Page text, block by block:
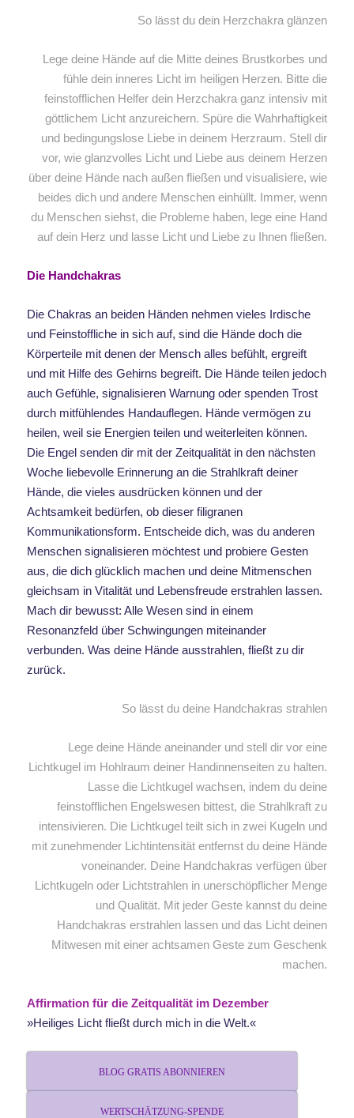
So lässt du dein Herzchakra glänzen
Lege deine Hände auf die Mitte deines Brustkorbes und
fühle dein inneres Licht im heiligen Herzen. Bitte die
feinstofflichen Helfer dein Herzchakra ganz intensiv mit
göttlichem Licht anzureichern. Spüre die Wahrhaftigkeit
und bedingungslose Liebe in deinem Herzraum. Stell dir
vor, wie glanzvolles Licht und Liebe aus deinem Herzen
über deine Hände nach außen fließen und visualisiere, wie
beides dich und andere Menschen einhüllt. Immer, wenn
du Menschen siehst, die Probleme haben, lege eine Hand
auf dein Herz und lasse Licht und Liebe zu Ihnen fließen.
Die Handchakras
Die Chakras an beiden Händen nehmen vieles Irdische
und Feinstoffliche in sich auf, sind die Hände doch die
Körperteile mit denen der Mensch alles befühlt, ergreift
und mit Hilfe des Gehirns begreift. Die Hände teilen jedoch
auch Gefühle, signalisieren Warnung oder spenden Trost
durch mitfühlendes Handauflegen. Hände vermögen zu
heilen, weil sie Energien teilen und weiterleiten können.
Die Engel senden dir mit der Zeitqualität in den nächsten
Woche liebevolle Erinnerung an die Strahlkraft deiner
Hände, die vieles ausdrücken können und der
Achtsamkeit bedürfen, ob dieser filigranen
Kommunikationsform. Entscheide dich, was du anderen
Menschen signalisieren möchtest und probiere Gesten
aus, die dich glücklich machen und deine Mitmenschen
gleichsam in Vitalität und Lebensfreude erstrahlen lassen.
Mach dir bewusst: Alle Wesen sind in einem
Resonanzfeld über Schwingungen miteinander
verbunden. Was deine Hände ausstrahlen, fließt zu dir
zurück.
So lässt du deine Handchakras strahlen
Lege deine Hände aneinander und stell dir vor eine
Lichtkugel im Hohlraum deiner Handinnenseiten zu halten.
Lasse die Lichtkugel wachsen, indem du deine
feinstofflichen Engelswesen bittest, die Strahlkraft zu
intensivieren. Die Lichtkugel teilt sich in zwei Kugeln und
mit zunehmender Lichtintensität entfernst du deine Hände
voneinander. Deine Handchakras verfügen über
Lichtkugeln oder Lichtstrahlen in unerschöpflicher Menge
und Qualität. Mit jeder Geste kannst du deine
Handchakras erstrahlen lassen und das Licht deinen
Mitwesen mit einer achtsamen Geste zum Geschenk
machen.
Affirmation für die Zeitqualität im Dezember
»Heiliges Licht fließt durch mich in die Welt.«
BLOG GRATIS ABONNIEREN
WERTSCHÄTZUNG-SPENDE